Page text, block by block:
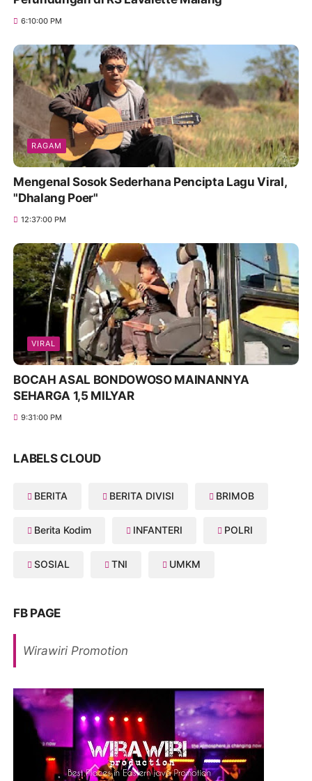
6:10:00 PM
RAGAM
Mengenal Sosok Sederhana Pencipta Lagu Viral,
"Dhalang Poer"
12:37:00 PM
VIRAL
BOCAH ASAL BONDOWOSO MAINANNYA
SEHARGA 1,5 MILYAR
9:31:00 PM
LABELS CLOUD
BERITA BERITA DIVISI BRIMOB
Berita Kodim INFANTERI POLRI
SOSIAL TNI UMKM
FB PAGE
Wirawiri Promotion